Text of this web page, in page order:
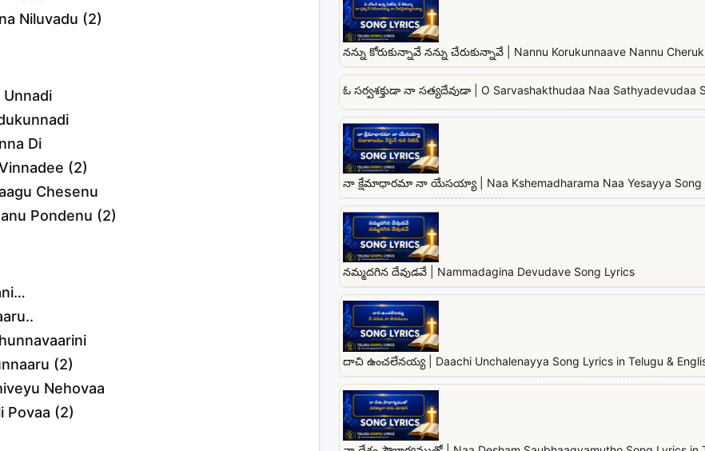
Niluvadu (2)
Di
(2)
Chesenu
Pondenu (2)
(2)
Nehovaa
Povaa (2)
నన్ను కోరుకున్నావే నన్ను చేరుకున్నావే | Nannu Korukunnaave Nannu
ఓ సర్వశక్తుడా నా సత్యదేవుడా | O Sarvashakthudaa Naa Sathyadevudaa
నా క్షేమాధారమా నా యేసయ్యా | Naa Kshemadharama Naa Yesayya Song
నమ్మదగిన దేవుడవే | Nammadagina Devudave Song Lyrics
దాచి ఉంచలేనయ్య | Daachi Unchalenayya Song Lyrics in Telugu &